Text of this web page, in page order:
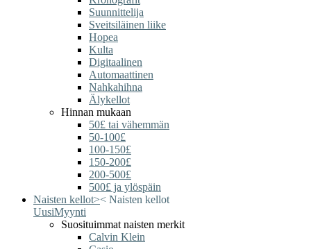
Suunnittelija
Sveitsiläinen liike
Hopea
Kulta
Digitaalinen
Automaattinen
Nahkahihna
Älykellot
Hinnan mukaan
50£ tai vähemmän
50-100£
100-150£
150-200£
200-500£
500£ ja ylöspäin
Naisten kellot>< Naisten kellot
UusiMyynti
Suosituimmat naisten merkit
Calvin Klein